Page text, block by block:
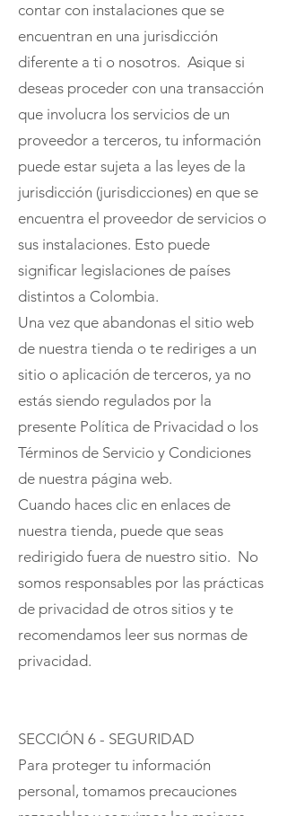
contar con instalaciones que se
encuentran en una jurisdicción
diferente a ti o nosotros. Asique si
deseas proceder con una transacción
que involucra los servicios de un
proveedor a terceros, tu información
puede estar sujeta a las leyes de la
jurisdicción (jurisdicciones) en que se
encuentra el proveedor de servicios o
sus instalaciones. Esto puede
significar legislaciones de países
distintos a Colombia.
Una vez que abandonas el sitio web
de nuestra tienda o te rediriges a un
sitio o aplicación de terceros, ya no
estás siendo regulados por la
presente Política de Privacidad o los
Términos de Servicio y Condiciones
de nuestra página web.
Cuando haces clic en enlaces de
nuestra tienda, puede que seas
redirigido fuera de nuestro sitio. No
somos responsables por las prácticas
de privacidad de otros sitios y te
recomendamos leer sus normas de
privacidad.
SECCIÓN 6 - SEGURIDAD
Para proteger tu información
personal, tomamos precauciones